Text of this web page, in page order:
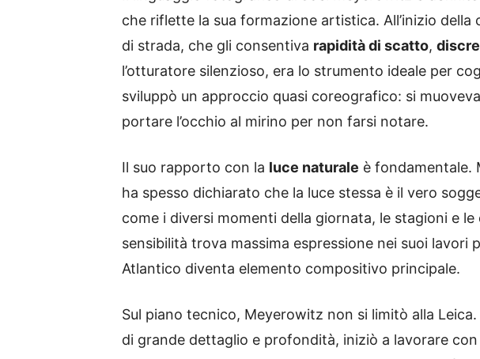
che riflette la sua formazione artistica. All’inizio della
di strada, che gli consentiva rapidità di scatto,
l’otturatore silenzioso, era lo strumento ideale per
sviluppò un approccio quasi coreografico: si
portare l’occhio al mirino per non farsi notare.
Il suo rapporto con la luce naturale è fondamentale.
ha spesso dichiarato che la luce stessa è il vero
come i diversi momenti della giornata, le stagioni e
sensibilità trova massima espressione nei suoi lavori
Atlantico diventa elemento compositivo principale.
Sul piano tecnico, Meyerowitz non si limitò alla
di grande dettaglio e profondità, iniziò a lavorare con